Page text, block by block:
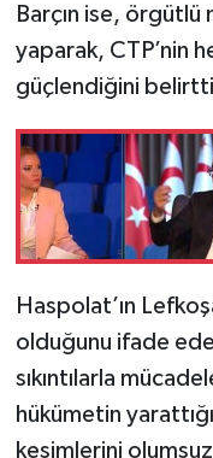
Barçın ise,
yaparak, CTP’nin
güçlendiğini
Haspolat’ın
olduğunu ifade
sıkıntılarla
hükümetin
kesimlerini